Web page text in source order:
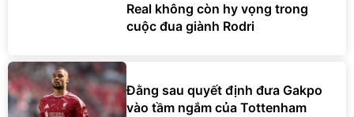
Real không còn hy vọng trong
cuộc đua giành Rodri
Đằng sau quyết định đưa Gakpo
vào tầm ngắm của Tottenham